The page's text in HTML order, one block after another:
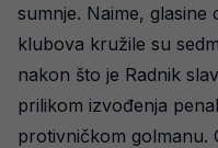
sumnje. Naime,
klubova kružile su
nakon što je Radnik
prilikom izvođenja
protivničkom golmanu.